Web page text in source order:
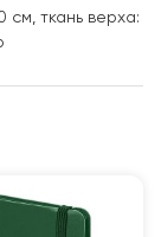
см, ткань верха: